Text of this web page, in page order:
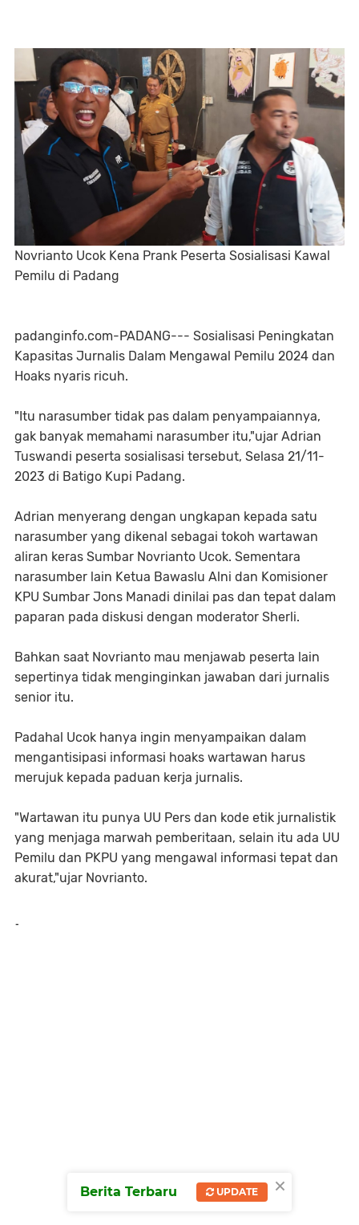
Novrianto Ucok Kena Prank Peserta Sosialisasi Kawal
Pemilu di Padang
padanginfo.com-PADANG--- Sosialisasi Peningkatan
Kapasitas Jurnalis Dalam Mengawal Pemilu 2024 dan
Hoaks nyaris ricuh.
"Itu narasumber tidak pas dalam penyampaiannya,
gak banyak memahami narasumber itu,"ujar Adrian
Tuswandi peserta sosialisasi tersebut, Selasa 21/11-
2023 di Batigo Kupi Padang.
Adrian menyerang dengan ungkapan kepada satu
narasumber yang dikenal sebagai tokoh wartawan
aliran keras Sumbar Novrianto Ucok. Sementara
narasumber lain Ketua Bawaslu Alni dan Komisioner
KPU Sumbar Jons Manadi dinilai pas dan tepat dalam
paparan pada diskusi dengan moderator Sherli.
Bahkan saat Novrianto mau menjawab peserta lain
sepertinya tidak menginginkan jawaban dari jurnalis
senior itu.
Padahal Ucok hanya ingin menyampaikan dalam
mengantisipasi informasi hoaks wartawan harus
merujuk kepada paduan kerja jurnalis.
"Wartawan itu punya UU Pers dan kode etik jurnalistik
yang menjaga marwah pemberitaan, selain itu ada UU
Pemilu dan PKPU yang mengawal informasi tepat dan
akurat,"ujar Novrianto.
-
×
Berita Terbaru UPDATE